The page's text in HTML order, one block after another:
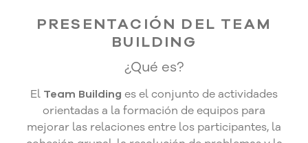
PRESENTACIÓN DEL TEAM
BUILDING
¿Qué es?
El Team Building es el conjunto de actividades
orientadas a la formación de equipos para
mejorar las relaciones entre los participantes, la